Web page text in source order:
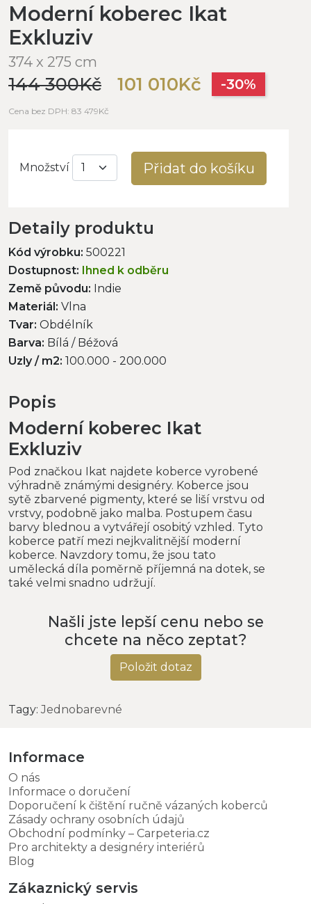
Moderní koberec Ikat
Exkluziv
374 x 275 cm
144 300Kč 101 010Kč -30%
Cena bez DPH: 83 479Kč
Množství Přidat do košíku
Detaily produktu
Kód výrobku: 500221
Dostupnost: Ihned k odběru
Země původu: Indie
Materiál: Vlna
Tvar: Obdélník
Barva: Bílá / Béžová
Uzly / m2: 100.000 - 200.000
Popis
Moderní koberec Ikat
Exkluziv
Pod značkou Ikat najdete koberce vyrobené
výhradně známými designéry. Koberce jsou
sytě zbarvené pigmenty, které se liší vrstvu od
vrstvy, podobně jako malba. Postupem času
barvy blednou a vytvářejí osobitý vzhled. Tyto
koberce patří mezi nejkvalitnější moderní
koberce. Navzdory tomu, že jsou tato
umělecká díla poměrně příjemná na dotek, se
také velmi snadno udržují.
Našli jste lepší cenu nebo se
chcete na něco zeptat?
Položit dotaz
Tagy:Jednobarevné
Informace
O nás
Informace o doručení
Doporučení k čištění ručně vázaných koberců
Zásady ochrany osobních údajů
Obchodní podmínky – Carpeteria.cz
Pro architekty a designéry interiérů
Blog
Zákaznický servis